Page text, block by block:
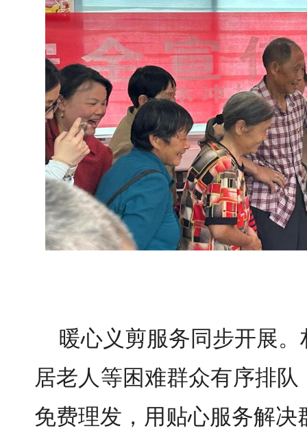
暖心义剪服务同步开展
居老人等困难群众有序排
免费理发，用贴心服务解决